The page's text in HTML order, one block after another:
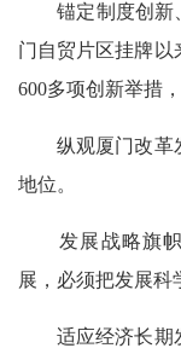
锚定制度创新、
门自贸片区挂牌以
600多项创新举措
纵观厦门改革发
地位。
发展战略旗帜
展，必须把发展科
适应经济长期发